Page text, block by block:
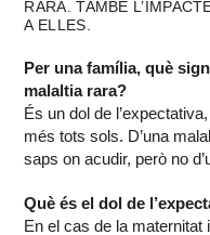
RARA. TAMBÉ
A ELLES.
Per una família, què
malaltia rara?
És un dol de
més tots sols. D’una
saps on acudir, però no
Què és el dol de
En el cas de la maternitat